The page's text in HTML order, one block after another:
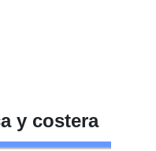
y costera